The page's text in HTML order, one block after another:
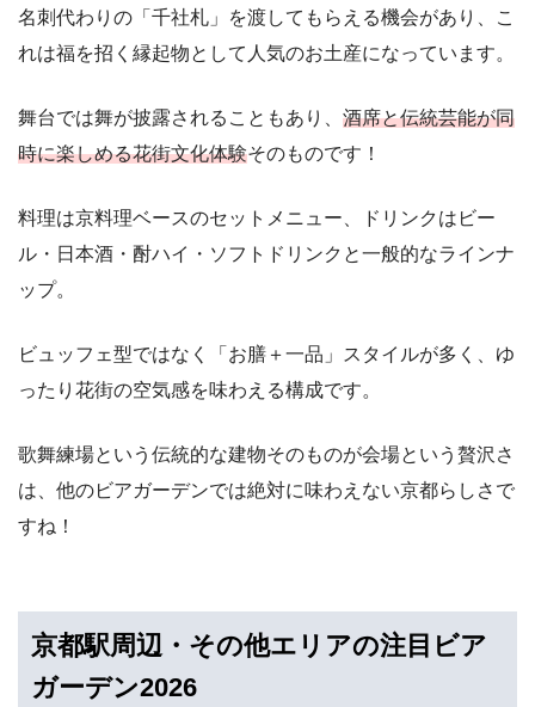
名刺代わりの「千社札」を渡してもらえる機会があり、こ
れは福を招く縁起物として人気のお土産になっています。
舞台では舞が披露されることもあり、 酒席と伝統芸能が同
時に楽しめる花街文化体験そのものです！
料理は京料理ベースのセットメニュー、ドリンクはビー
ル・日本酒・酎ハイ・ソフトドリンクと一般的なラインナ
ップ。
ビュッフェ型ではなく「お膳＋一品」スタイルが多く、ゆ
ったり花街の空気感を味わえる構成です。
歌舞練場という伝統的な建物そのものが会場という贅沢さ
は、他のビアガーデンでは絶対に味わえない京都らしさで
すね！
京都駅周辺・その他エリアの注目ビア
ガーデン2026